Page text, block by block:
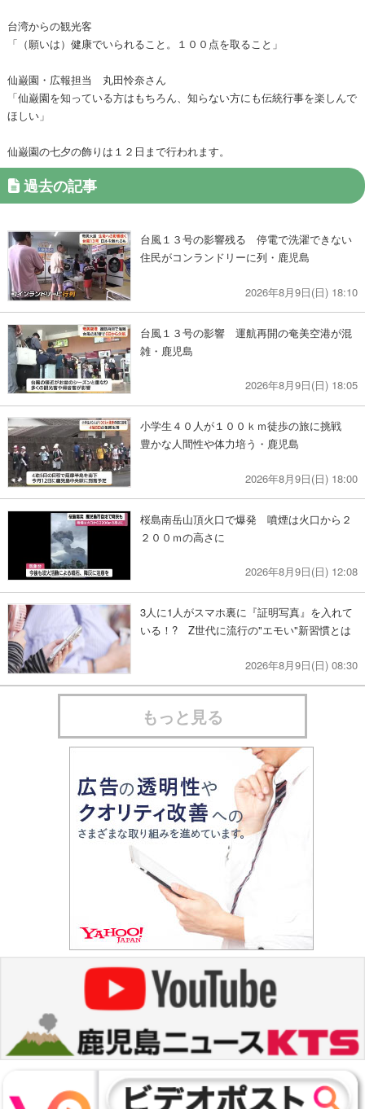
台湾からの観光客
「（願いは）健康でいられること。１００点を取ること」
仙巌園・広報担当 丸田怜奈さん
「仙巌園を知っている方はもちろん、知らない方にも伝統行事を楽しんで
ほしい」
仙巌園の七夕の飾りは１２日まで行われます。
過去の記事
台風１３号の影響残る 停電で洗濯できない
住民がコンランドリーに列・鹿児島
2026年8月9日(日) 18:10
台風１３号の影響 運航再開の奄美空港が混
雑・鹿児島
2026年8月9日(日) 18:05
小学生４０人が１００ｋｍ徒歩の旅に挑戦
豊かな人間性や体力培う・鹿児島
2026年8月9日(日) 18:00
桜島南岳山頂火口で爆発 噴煙は火口から２
２００ｍの高さに
2026年8月9日(日) 12:08
3人に1人がスマホ裏に『証明写真』を入れて
いる！? Z世代に流行の"エモい"新習慣とは
2026年8月9日(日) 08:30
もっと見る